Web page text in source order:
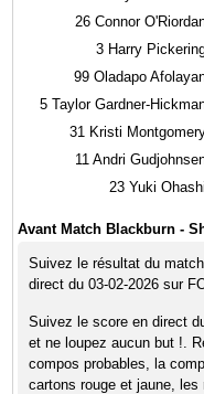
26 Connor
3 Harry
99 Oladapo
5 Taylor Gardner-
31 Kristi
11 Andri
23 Yuki Ohashi
Avant Match Blackburn -
Suivez le résultat du
direct du 03-02-2026 sur
Suivez le score en direct
et ne loupez aucun but !.
compos probables, la
cartons rouge et jaune,